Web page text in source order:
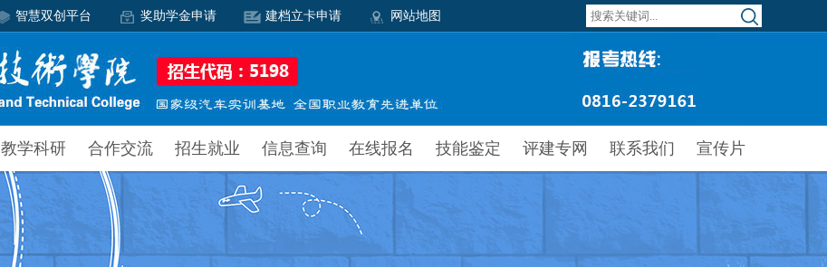
智慧双创平台 奖助学金申请 建档立卡申请 网站地图
教学科研 合作交流 招生就业 信息查询 在线报名 技能鉴定 评建专网 联系我们 宣传片